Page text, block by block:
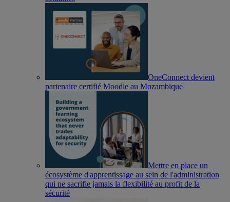
OneConnect devient
partenaire certifié Moodle au Mozambique
Mettre en place un
écosystème d'apprentissage au sein de l'administration
qui ne sacrifie jamais la flexibilité au profit de la
sécurité